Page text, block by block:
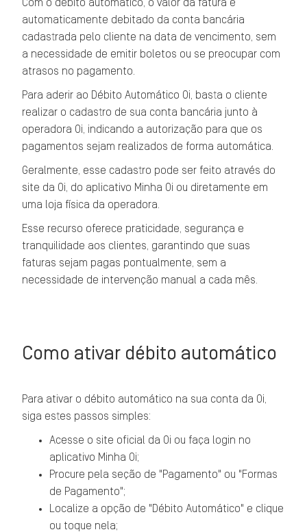
Com o débito automático, o valor da fatura é
automaticamente debitado da conta bancária
cadastrada pelo cliente na data de vencimento, sem
a necessidade de emitir boletos ou se preocupar com
atrasos no pagamento.
Para aderir ao Débito Automático Oi, basta o cliente
realizar o cadastro de sua conta bancária junto à
operadora Oi, indicando a autorização para que os
pagamentos sejam realizados de forma automática.
Geralmente, esse cadastro pode ser feito através do
site da Oi, do aplicativo Minha Oi ou diretamente em
uma loja física da operadora.
Esse recurso oferece praticidade, segurança e
tranquilidade aos clientes, garantindo que suas
faturas sejam pagas pontualmente, sem a
necessidade de intervenção manual a cada mês.
Como ativar débito automático
Para ativar o débito automático na sua conta da Oi,
siga estes passos simples:
Acesse o site oficial da Oi ou faça login no
aplicativo Minha Oi;
Procure pela seção de "Pagamento" ou "Formas
de Pagamento";
Localize a opção de "Débito Automático" e clique
ou toque nela;